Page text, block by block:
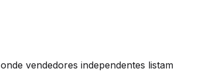
onde vendedores independentes listam